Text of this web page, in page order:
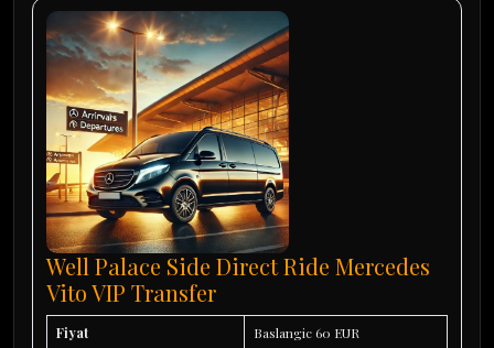
Well Palace Side Direct Ride Mercedes
Vito VIP Transfer
Fiyat
Baslangic 60 EUR